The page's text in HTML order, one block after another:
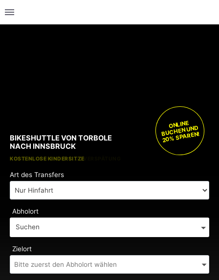
KOSTENLOSE KINDERSITZE
KEINE GEBÜHREN BEI FLUGVERSPÄTUNG
BIKESHUTTLE VON TORBOLE
NACH INNSBRUCK
ONLINE
BUCHEN UND
20% SPAREN!
Art des Transfers
Abholort
Suchen
Zielort